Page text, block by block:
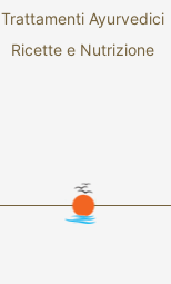
Trattamenti Ayurvedici
Ricette e Nutrizione